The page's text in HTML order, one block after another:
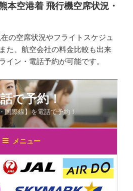
本空港着 飛行機空席状況・
の空席状況やフライトスケジュ
た、航空会社の料金比較も出来
イン・電話予約が可能です。